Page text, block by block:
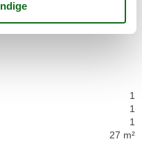
1
1
1
27 m²